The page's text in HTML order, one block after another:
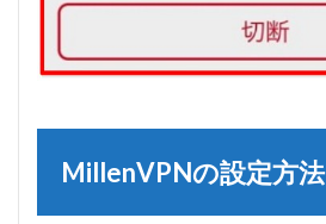
MillenVPNの設定方法